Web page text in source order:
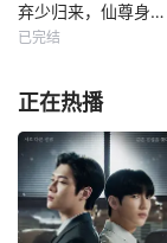
弃少归来，仙尊身份被全网曝光
已完结
正在热播